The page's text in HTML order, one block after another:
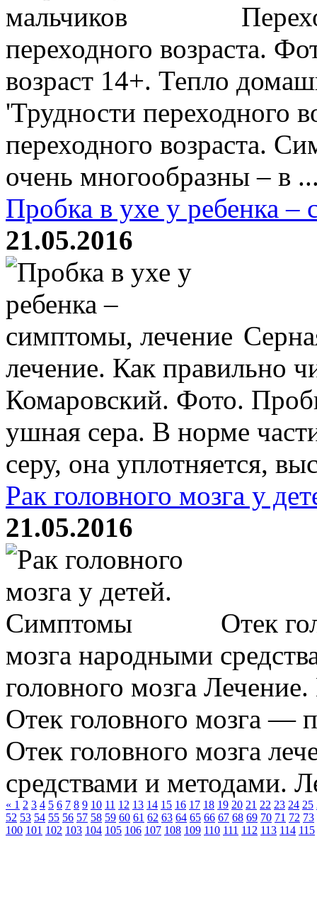
переходного возраста.
возраст 14+. Тепло
'Трудности переходного
переходного возраста.
очень многообразны – в
Пробка в ухе у ребенка –
21.05.2016
лечение. Как правильно
Комаровский. Фото.
ушная сера. В норме
серу, она уплотняется,
Рак головного мозга у
21.05.2016
Отек
мозга народными
головного мозга
Отек головного мозга —
Отек головного мозга
средствами и методами.
« 1 2 3 4 5 6 7 8 9 10 11 12 13 14 15 16 17 18 19 20 21 22 23 24 25
52 53 54 55 56 57 58 59 60 61 62 63 64 65 66 67 68 69 70 71 72 73
100 101 102 103 104 105 106 107 108 109 110 111 112 113 114 115